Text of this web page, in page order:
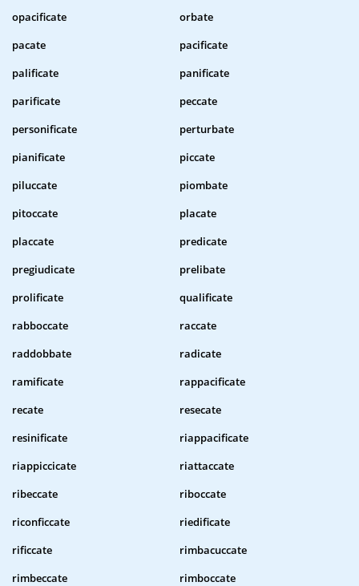
opacificate
orbate
pacate
pacificate
palificate
panificate
parificate
peccate
personificate
perturbate
pianificate
piccate
piluccate
piombate
pitoccate
placate
placcate
predicate
pregiudicate
prelibate
prolificate
qualificate
rabboccate
raccate
raddobbate
radicate
ramificate
rappacificate
recate
resecate
resinificate
riappacificate
riappiccicate
riattaccate
ribeccate
riboccate
riconficcate
riedificate
rificcate
rimbacuccate
rimbeccate
rimboccate